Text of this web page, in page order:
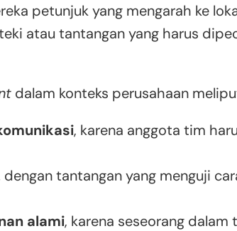
petunjuk yang mengarah ke
atau tantangan yang harus
dalam konteks perusahaan
, karena anggota tim
dengan tantangan yang menguji
alami, karena seseorang dalam